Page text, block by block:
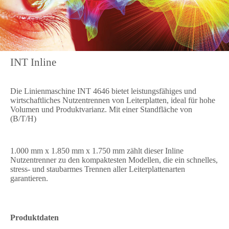
INT Inline
Die Linienmaschine INT 4646 bietet leistungsfähiges und
wirtschaftliches Nutzentrennen von Leiterplatten, ideal für hohe
Volumen und Produktvarianz. Mit einer Standfläche von
(B/T/H)
1.000 mm x 1.850 mm x 1.750 mm zählt dieser Inline
Nutzentrenner zu den kompaktesten Modellen, die ein schnelles,
stress- und staubarmes Trennen aller Leiterplattenarten
garantieren.
Produktdaten